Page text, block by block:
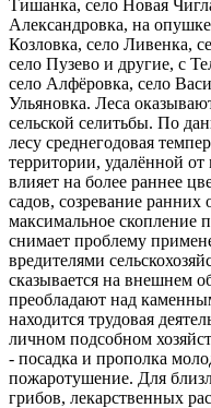
Тишанка, село Новая
Александровка, на
Козловка, село Ливенка,
село Пузево и другие, с
село Алфёровка, село
Ульяновка. Леса
сельской селитьбы. По
лесу среднегодовая
территории, удалённой
влияет на более раннее
садов, созревание
максимальное скопление
снимает проблему
вредителями
сказывается на внешнем
преобладают над
находится трудовая
личном подсобном
- посадка и прополка
пожаротушение. Для
грибов, лекарственных